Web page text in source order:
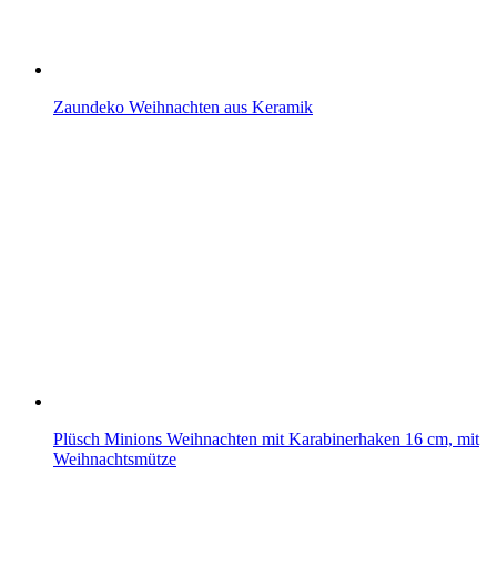
Zaundeko Weihnachten aus Keramik
Plüsch Minions Weihnachten mit Karabinerhaken 16 cm, mit
Weihnachtsmütze